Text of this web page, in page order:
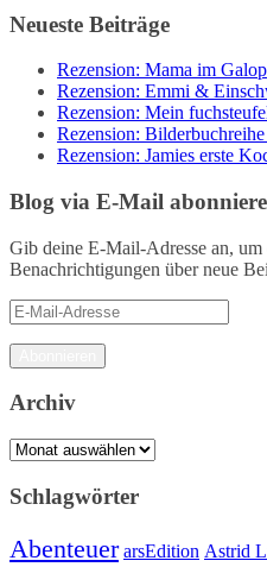
Neueste Beiträge
Rezension: Mama im
Rezension: Emmi &
Rezension: Mein
Rezension:
Rezension: Jamies erste
Blog via E-Mail
Gib deine E-Mail-Adresse an,
Benachrichtigungen über neue
E-
Mail-
Adresse
Archiv
Archiv
Schlagwörter
Abenteuer arsEdition Astrid